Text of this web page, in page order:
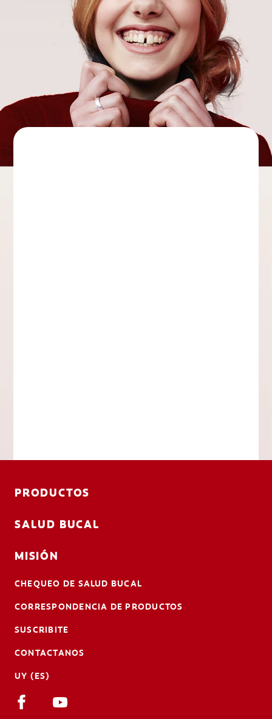
PRODUCTOS
SALUD BUCAL
MISIÓN
CHEQUEO DE SALUD BUCAL
CORRESPONDENCIA DE PRODUCTOS
SUSCRIBITE
CONTACTANOS
UY (ES)